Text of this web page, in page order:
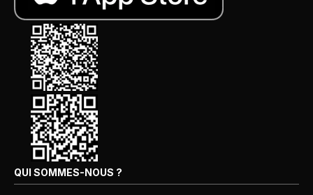
QUI SOMMES-NOUS ?